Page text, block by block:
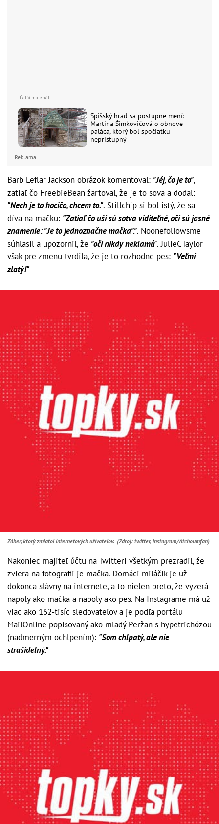
Spišský hrad sa postupne mení:
Martina Šimkovičová o obnove
paláca, ktorý bol spočiatku
neprístupný
Reklama
Barb Leflar Jackson obrázok komentoval: "Jéj, čo je to",
zatiaľ čo FreebieBean žartoval, že je to sova a dodal:
"Nech je to hocičo, chcem to.". Stillchip si bol istý, že sa
díva na mačku: "Zatiaľ čo uši sú sotva viditeľné, oči sú jasné
znamenie: "Je to jednoznačne mačka".". Noonefollowsme
súhlasil a upozornil, že "oči nikdy neklamú". JulieCTaylor
však pre zmenu tvrdila, že je to rozhodne pes: "Veľmi
zlatý!"
Záber, ktorý zmiatol internetových užívateľov. (Zdroj: twitter, instagram/Atchoumfan)
Nakoniec majiteľ účtu na Twitteri všetkým prezradil, že
zviera na fotografii je mačka. Domáci miláčik je už
dokonca slávny na internete, a to nielen preto, že vyzerá
napoly ako mačka a napoly ako pes. Na Instagrame má už
viac ako 162-tisíc sledovateľov a je podľa portálu
MailOnline popisovaný ako mladý Peržan s hypetrichózou
(nadmerným ochlpením): "Som chlpatý, ale nie
strašidelný."